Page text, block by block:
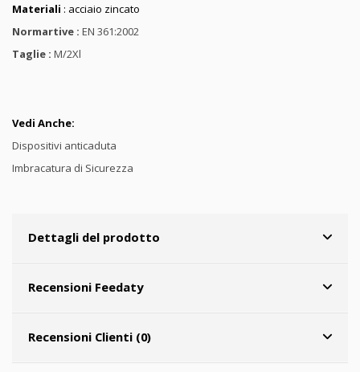
Materiali : acciaio zincato
Normartive : EN 361:2002
Taglie : M/2Xl
Vedi Anche:
Dispositivi anticaduta
Imbracatura di Sicurezza
Dettagli del prodotto
Recensioni Feedaty
Recensioni Clienti (0)